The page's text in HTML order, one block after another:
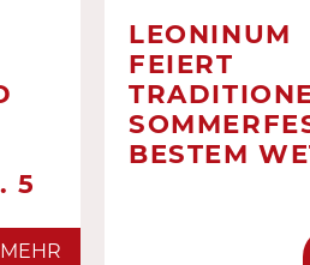
5
MEHR
LEONINUM
FEIERT
BESTEM